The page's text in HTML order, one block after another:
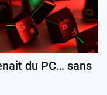
du PC… sans